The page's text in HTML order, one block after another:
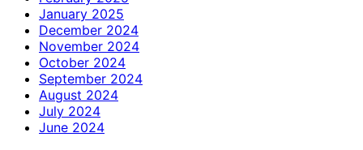
January 2025
December 2024
November 2024
October 2024
September 2024
August 2024
July 2024
June 2024